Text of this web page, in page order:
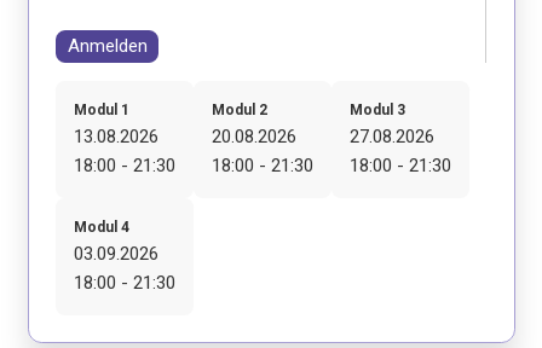
Anmelden
Modul 1
13.08.2026
18:00 - 21:30
Modul 2
20.08.2026
18:00 - 21:30
Modul 3
27.08.2026
18:00 - 21:30
Modul 4
03.09.2026
18:00 - 21:30